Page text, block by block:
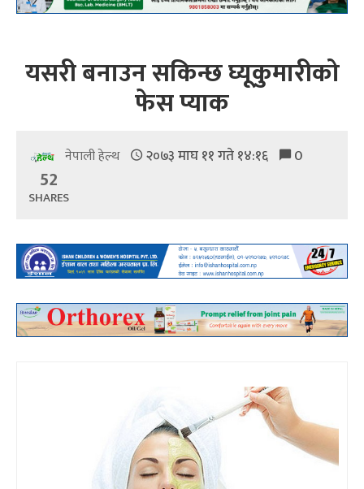
यसरी बनाउन सकिन्छ घ्यूकुमारीको
फेस प्याक
नेपाली हेल्थ २०७३ माघ ११ गते १४:१६ 0
52
SHARES